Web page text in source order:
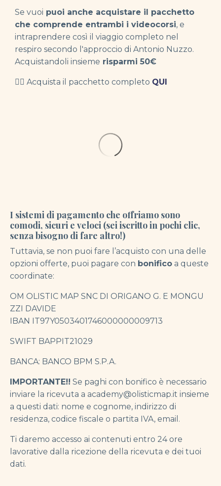
Se vuoi puoi anche acquistare il pacchetto
che comprende entrambi i videocorsi, e
intraprendere così il viaggio completo nel
respiro secondo l'approccio di Antonio Nuzzo.
Acquistandoli insieme risparmi 50€
👉🏻 Acquista il pacchetto completo QUI
I sistemi di pagamento che offriamo sono
comodi, sicuri e veloci (sei iscritto in pochi clic,
senza bisogno di fare altro!)
Tuttavia, se non puoi fare l’acquisto con una delle
opzioni offerte, puoi pagare con bonifico a queste
coordinate:
OM OLISTIC MAP SNC DI ORIGANO G. E MONGU
ZZI DAVIDE
IBAN IT97Y0503401746000000009713
SWIFT BAPPIT21029
BANCA: BANCO BPM S.P.A.
IMPORTANTE!! Se paghi con bonifico è necessario
inviare la ricevuta a academy@olisticmap.it insieme
a questi dati: nome e cognome, indirizzo di
residenza, codice fiscale o partita IVA, email.
Ti daremo accesso ai contenuti entro 24 ore
lavorative dalla ricezione della ricevuta e dei tuoi
dati.